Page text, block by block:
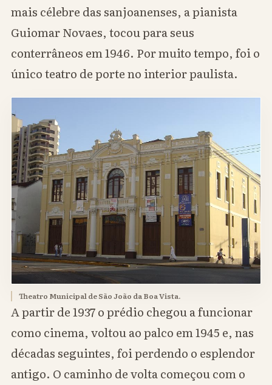
mais célebre das sanjoanenses, a pianista
Guiomar Novaes, tocou para seus
conterrâneos em 1946. Por muito tempo, foi o
único teatro de porte no interior paulista.
Theatro Municipal de São João da Boa Vista.
A partir de 1937 o prédio chegou a funcionar
como cinema, voltou ao palco em 1945 e, nas
décadas seguintes, foi perdendo o esplendor
antigo. O caminho de volta começou com o